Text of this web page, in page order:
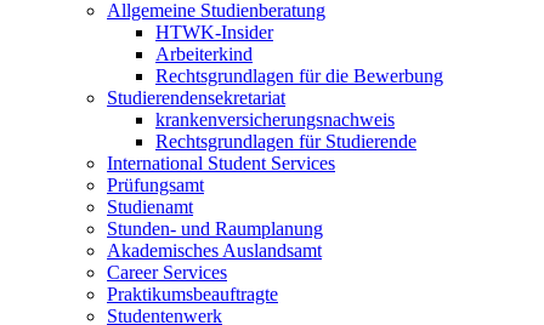
Allgemeine Studienberatung
HTWK-Insider
Arbeiterkind
Rechtsgrundlagen für die Bewerbung
Studierendensekretariat
krankenversicherungsnachweis
Rechtsgrundlagen für Studierende
International Student Services
Prüfungsamt
Studienamt
Stunden- und Raumplanung
Akademisches Auslandsamt
Career Services
Praktikumsbeauftragte
Studentenwerk